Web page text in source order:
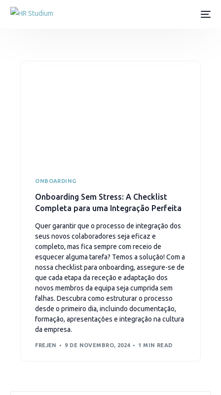
ONBOARDING
Onboarding Sem Stress: A Checklist
Completa para uma Integração Perfeita
Quer garantir que o processo de integração dos
seus novos colaboradores seja eficaz e
completo, mas fica sempre com receio de
esquecer alguma tarefa? Temos a solução! Com a
nossa checklist para onboarding, assegure-se de
que cada etapa da receção e adaptação dos
novos membros da equipa seja cumprida sem
falhas. Descubra como estruturar o processo
desde o primeiro dia, incluindo documentação,
formação, apresentações e integração na cultura
da empresa.
FREJEN 9 DE NOVEMBRO, 2024 1 MIN READ